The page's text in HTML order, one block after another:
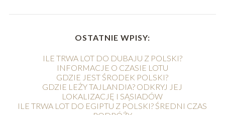
OSTATNIE WPISY:
ILE TRWA LOT DO DUBAJU Z POLSKI?
INFORMACJE O CZASIE LOTU
GDZIE JEST ŚRODEK POLSKI?
GDZIE LEŻY TAJLANDIA? ODKRYJ JEJ
LOKALIZACJĘ I SĄSIADÓW
ILE TRWA LOT DO EGIPTU Z POLSKI? ŚREDNI CZAS